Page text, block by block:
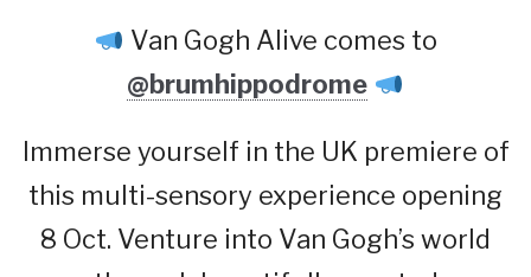
Van Gogh Alive comes to
@brumhippodrome
Immerse yourself in the UK premiere of
this multi-sensory experience opening
8 Oct. Venture into Van Gogh’s world